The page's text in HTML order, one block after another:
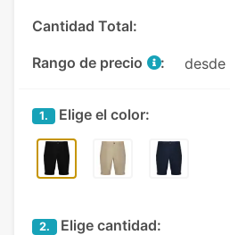
Cantidad Total:
Rango de precio
: desde
1. Elige el color:
2. Elige cantidad: